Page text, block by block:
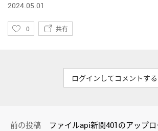
2024.05.01
い
0 共有
ログインしてコメントする
前の投稿
ファイルapi新聞401のアップ